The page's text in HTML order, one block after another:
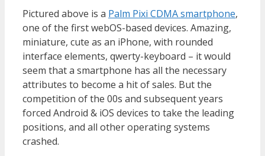
Pictured above is a Palm Pixi CDMA smartphone,
one of the first webOS-based devices. Amazing,
miniature, cute as an iPhone, with rounded
interface elements, qwerty-keyboard – it would
seem that a smartphone has all the necessary
attributes to become a hit of sales. But the
competition of the 00s and subsequent years
forced Android & iOS devices to take the leading
positions, and all other operating systems
crashed.